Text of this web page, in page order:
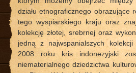
działu etnograficznego obrazujące
tego wyspiarskiego kraju oraz
kolekcję złotej, srebrnej oraz
jedną z najwspanialszych
2008 roku kris indonezyjski
niematerialnego dziedzictwa